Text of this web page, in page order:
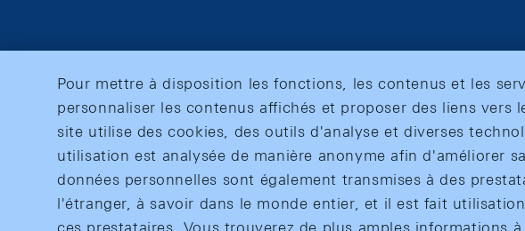
Pour mettre à disposition les fonctions, les contenus et les
personnaliser les contenus affichés et proposer des liens vers
site utilise des cookies, des outils d'analyse et diverses
utilisation est analysée de manière anonyme afin d'améliorer
données personnelles sont également transmises à des
l'étranger, à savoir dans le monde entier, et il est fait